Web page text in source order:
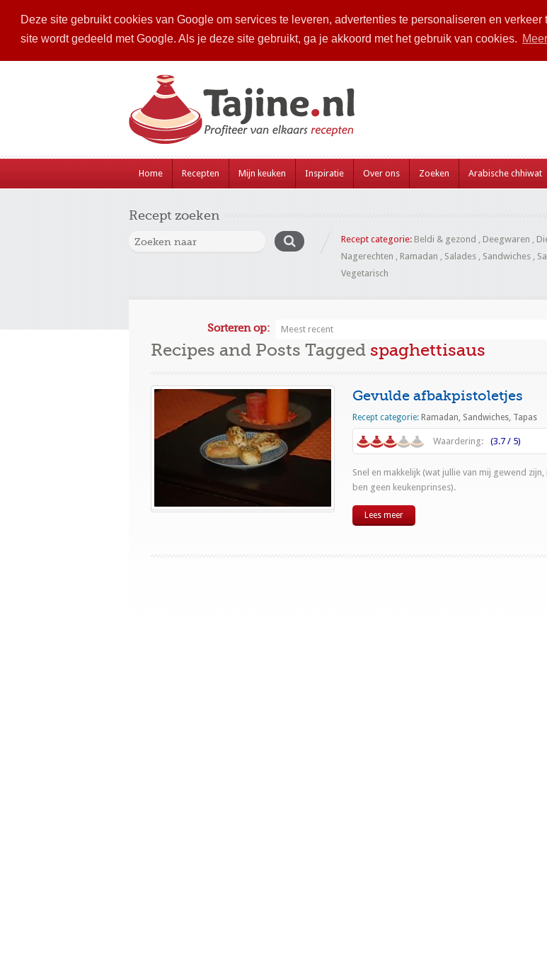
Deze site gebruikt cookies van Google om services te leveren, advertenties te personaliseren en
site wordt gedeeld met Google. Als je deze site gebruikt, ga je akkoord met het gebruik van cookies.
Home Recepten Mijn keuken Inspiratie Over ons Zoeken Arabische chhiwat
Recept zoeken
Recept categorie: Beldi & gezond , Deegwaren ,
Nagerechten , Ramadan , Salades , Sandwiches ,
Vegetarisch
Sorteren op: Meest recent
Recipes and Posts Tagged spaghettisaus
Gevulde afbakpistoletjes
Recept categorie: Ramadan Sandwiches Tapas
Waardering: (3.7 / 5)
Snel en makkelijk (wat jullie van mij gewend zijn,
ben geen keukenprinses).
Lees meer